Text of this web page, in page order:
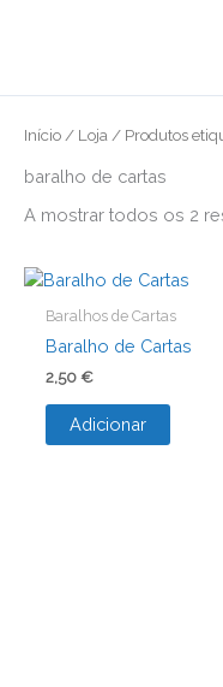
Início / Loja / Produtos
baralho de cartas
A mostrar todos os 2
Baralhos de Cartas
Baralho de Cartas
2,50 €
Adicionar